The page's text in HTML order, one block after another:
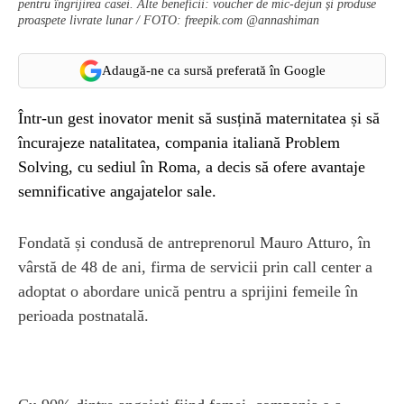
pentru îngrijirea casei. Alte beneficii: voucher de mic-dejun și produse
proaspete livrate lunar / FOTO: freepik.com @annashiman
Adaugă-ne ca sursă preferată în Google
Într-un gest inovator menit să susțină maternitatea și să
încurajeze natalitatea, compania italiană Problem
Solving, cu sediul în Roma, a decis să ofere avantaje
semnificative angajatelor sale.
Fondată și condusă de antreprenorul Mauro Atturo, în
vârstă de 48 de ani, firma de servicii prin call center a
adoptat o abordare unică pentru a sprijini femeile în
perioada postnatală.